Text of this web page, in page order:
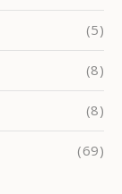
(5)
(8)
(8)
(69)